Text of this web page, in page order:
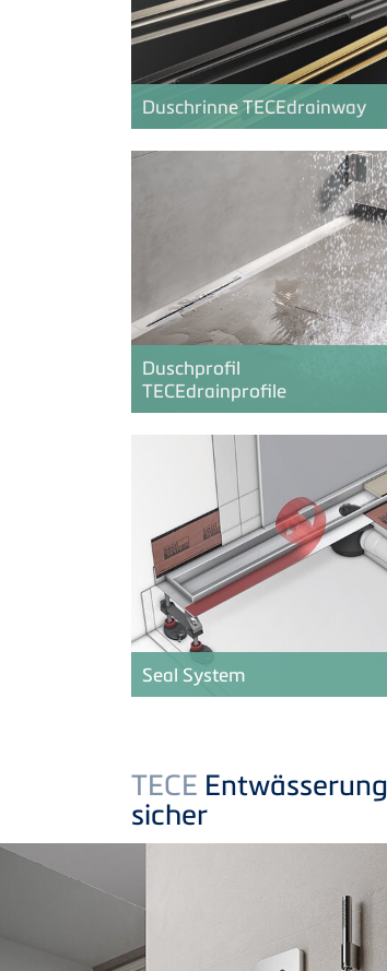
DuschrinneTECEdrainway
Duschprofil
TECEdrainprofile
Seal System
TECE
sicher